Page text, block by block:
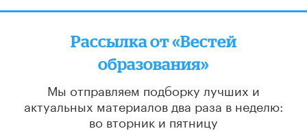
Рассылка от «Вестей
образования»
Мы отправляем подборку лучших и
актуальных материалов два раза в неделю:
во вторник и пятницу